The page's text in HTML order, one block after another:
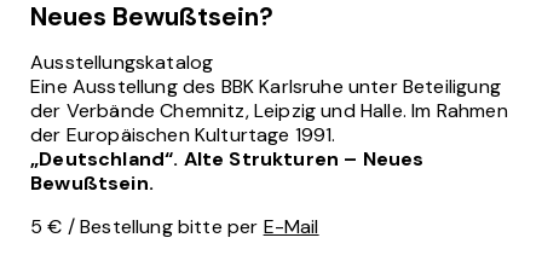
Neues Bewußtsein?
Ausstellungskatalog
Eine Ausstellung des BBK Karlsruhe unter Beteiligung
der Verbände Chemnitz, Leipzig und Halle. Im Rahmen
der Europäischen Kulturtage 1991.
„Deutschland“. Alte Strukturen – Neues
Bewußtsein.
5 € / Bestellung bitte per E-Mail